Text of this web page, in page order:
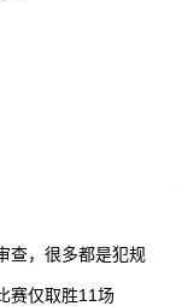
查，很多都是犯规
赛仅取胜11场